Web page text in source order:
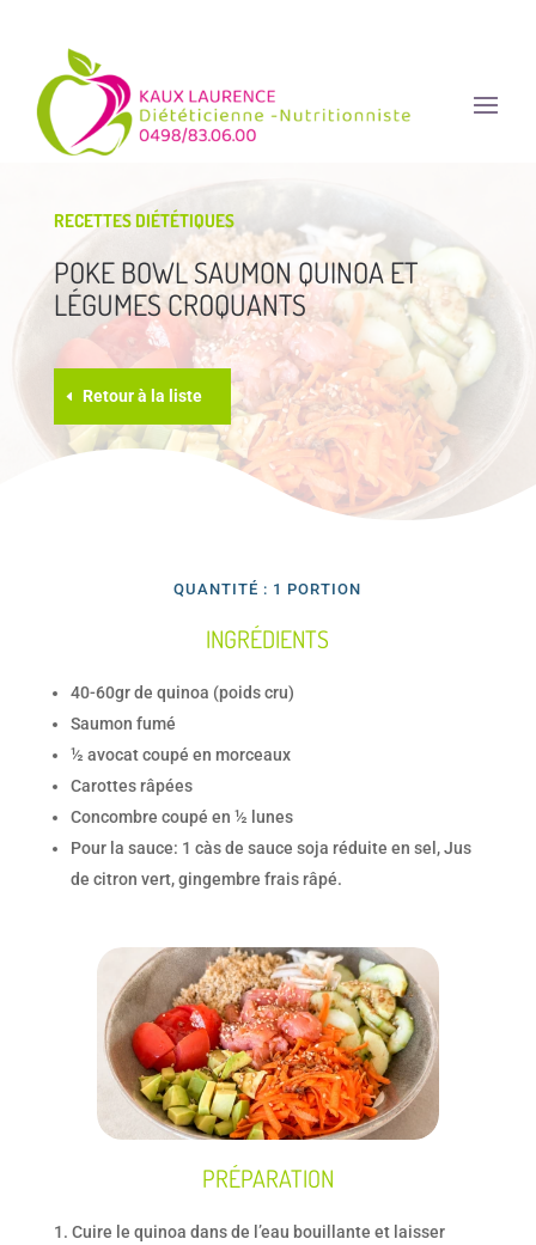
RECETTES DIÉTÉTIQUES
POKE BOWL SAUMON QUINOA ET
LÉGUMES CROQUANTS
Retour à la liste
QUANTITÉ : 1 PORTION
INGRÉDIENTS
40-60gr de quinoa (poids cru)
Saumon fumé
½ avocat coupé en morceaux
Carottes râpées
Concombre coupé en ½ lunes
Pour la sauce: 1 càs de sauce soja réduite en sel, Jus
de citron vert, gingembre frais râpé.
PRÉPARATION
Cuire le quinoa dans de l’eau bouillante et laisser